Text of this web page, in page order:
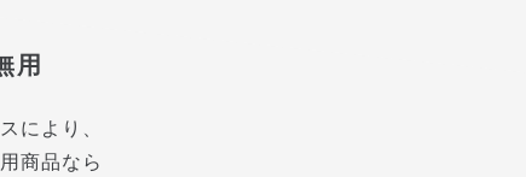
用
により、
商品なら